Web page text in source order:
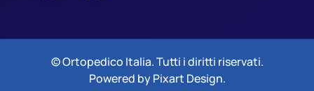
© Ortopedico Italia. Tutti i diritti riservati.
Powered byPixart Design.